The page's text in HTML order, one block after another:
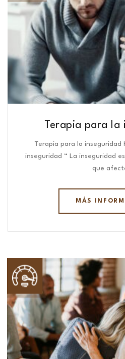
Terapia para la
Terapia para la inseguridad
inseguridad “ La inseguridad
que
MÁS